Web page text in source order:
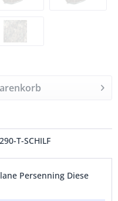
T-SCHILF
Persenning Diese